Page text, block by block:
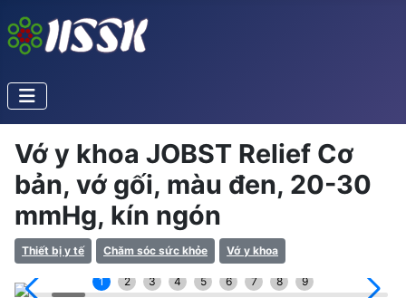
Vớ y khoa JOBST Relief Cơ
bản, vớ gối, màu đen, 20-30
mmHg, kín ngón
Thiết bị y tế Chăm sóc sức khỏe Vớ y khoa
1 2 3 4 5 6 7 8 9